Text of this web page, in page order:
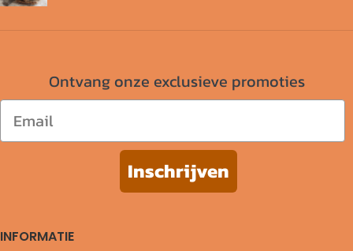
Ontvang onze exclusieve promoties
Email
Inschrijven
INFORMATIE